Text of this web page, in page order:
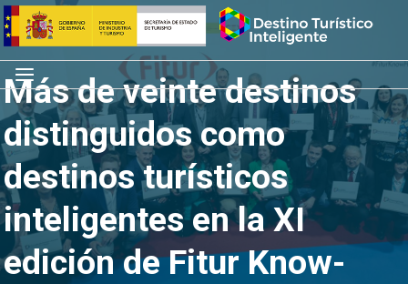
Saltar
al
contenido
Inicio
Menú
Más de veinte destinos
distinguidos como
destinos turísticos
inteligentes en la XI
edición de Fitur Know-